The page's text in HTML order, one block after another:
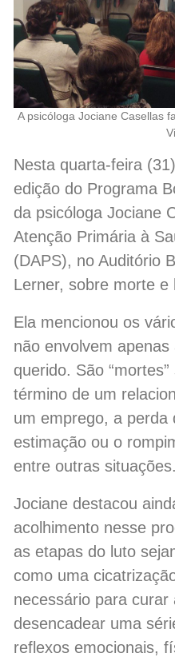
A psicóloga Jociane Casellas
Nesta quarta-feira
edição do Programa
da psicóloga Jociane
Atenção Primária à
(DAPS), no Auditório
Lerner, sobre morte e
Ela mencionou os
não envolvem
querido. São
término de um
um emprego, a perda
estimação ou o
entre outras situações.
Jociane destacou
acolhimento nesse
as etapas do luto
como uma
necessário para curar
desencadear uma
reflexos emocionais,